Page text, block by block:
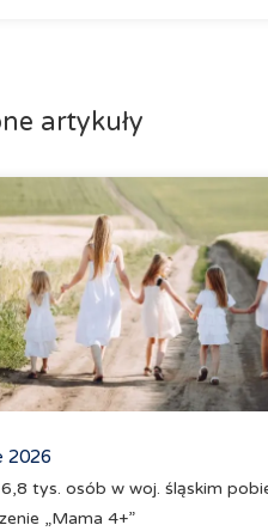
artykuły
2026
tys. osób w woj. śląskim
„Mama 4+”